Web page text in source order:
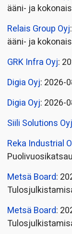
ääni- ja
Relais Group Oyj
ääni- ja
GRK Infra Oyj:
Digia Oyj: 2026-
Digia Oyj: 2026-
Siili Solutions Oyj
Reka Industrial
Metsä Board:
Metsä Board: